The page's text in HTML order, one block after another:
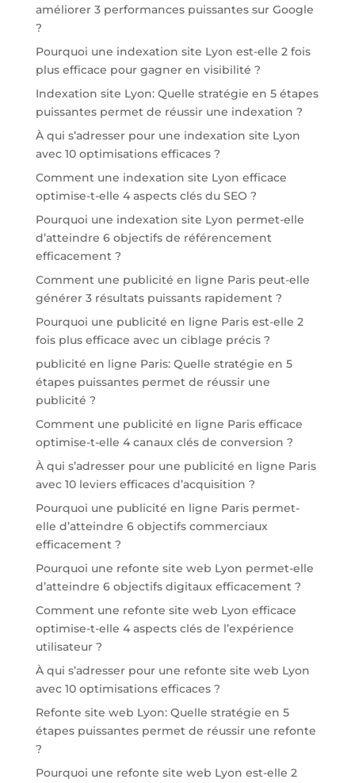
améliorer 3 performances puissantes sur Google
?
Pourquoi une indexation site Lyon est-elle 2 fois
plus efficace pour gagner en visibilité ?
Indexation site Lyon: Quelle stratégie en 5 étapes
puissantes permet de réussir une indexation ?
À qui s’adresser pour une indexation site Lyon
avec 10 optimisations efficaces ?
Comment une indexation site Lyon efficace
optimise-t-elle 4 aspects clés du SEO ?
Pourquoi une indexation site Lyon permet-elle
d’atteindre 6 objectifs de référencement
efficacement ?
Comment une publicité en ligne Paris peut-elle
générer 3 résultats puissants rapidement ?
Pourquoi une publicité en ligne Paris est-elle 2
fois plus efficace avec un ciblage précis ?
publicité en ligne Paris: Quelle stratégie en 5
étapes puissantes permet de réussir une
publicité ?
Comment une publicité en ligne Paris efficace
optimise-t-elle 4 canaux clés de conversion ?
À qui s’adresser pour une publicité en ligne Paris
avec 10 leviers efficaces d’acquisition ?
Pourquoi une publicité en ligne Paris permet-
elle d’atteindre 6 objectifs commerciaux
efficacement ?
Pourquoi une refonte site web Lyon permet-elle
d’atteindre 6 objectifs digitaux efficacement ?
Comment une refonte site web Lyon efficace
optimise-t-elle 4 aspects clés de l’expérience
utilisateur ?
À qui s’adresser pour une refonte site web Lyon
avec 10 optimisations efficaces ?
Refonte site web Lyon: Quelle stratégie en 5
étapes puissantes permet de réussir une refonte
?
Pourquoi une refonte site web Lyon est-elle 2